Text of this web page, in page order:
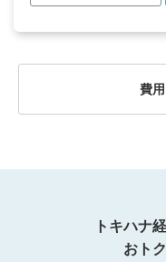
費
トキハナ
おト